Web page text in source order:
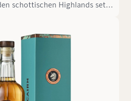
schottischen Highlands setzt
Organic Batch 20,
exemplarisch für diesen
mit 46 % ABV und
Fasskombination aus Ex-
und Red-Wine-Casks, weckt